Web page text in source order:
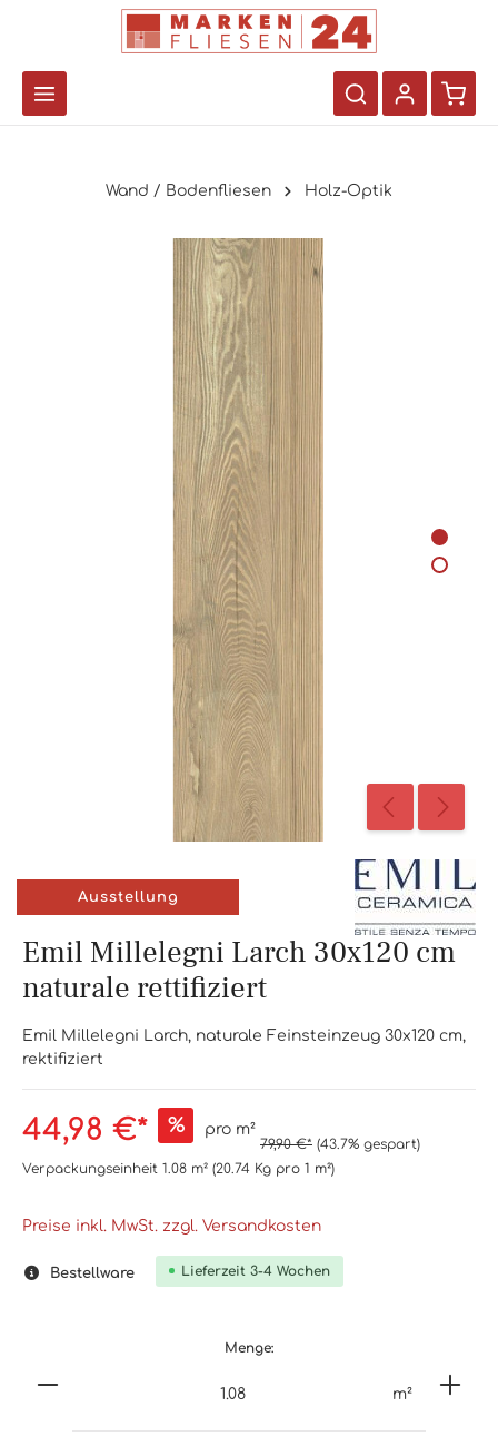
Wand / Bodenfliesen Holz-Optik
Ausstellung
Emil Millelegni Larch 30x120 cm
naturale rettifiziert
Emil Millelegni Larch, naturale Feinsteinzeug 30x120 cm,
rektifiziert
44,98 €* % pro m²
79,90 €* (43.7% gespart)
Verpackungseinheit 1.08 m² (20.74 Kg pro 1 m²)
Preise inkl. MwSt. zzgl. Versandkosten
Bestellware Lieferzeit 3-4 Wochen
Menge:
m²